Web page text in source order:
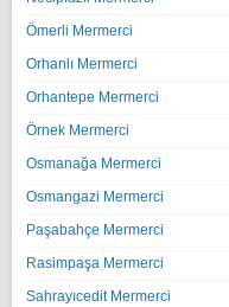
Ömerli Mermerci
Orhanlı Mermerci
Orhantepe Mermerci
Örnek Mermerci
Osmanağa Mermerci
Osmangazi Mermerci
Paşabahçe Mermerci
Rasimpaşa Mermerci
Sahrayıcedit Mermerci